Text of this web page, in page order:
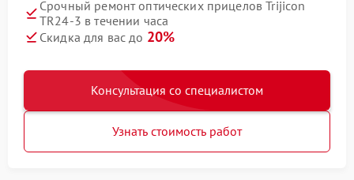
Срочный ремонт оптических прицелов Trijicon
TR24-3 в течении часа
Скидка для вас до 20%
Консультация со специалистом
Узнать стоимость работ